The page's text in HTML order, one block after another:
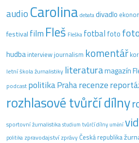
audio Carolina debata divadlo
festival film Fleš Fleška fotbal foto
hudba interview journalism komentář
letní škola žurnalistiky literaturamagazín
podcast politikaPraharecenze
rozhlasové tvůrčí dílny
sportovní žurnalistika studium tvůrčí dílny umění
politika zpravodajstvízprávyČeská republika